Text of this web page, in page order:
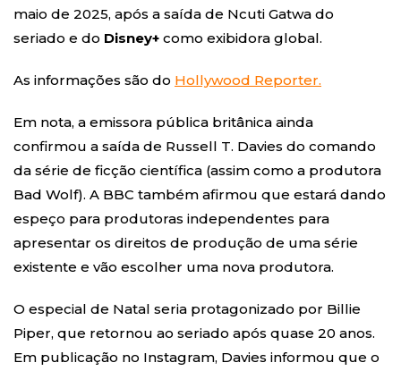
maio de 2025, após a saída de Ncuti Gatwa do
seriado e do Disney+ como exibidora global.
As informações são do Hollywood Reporter.
Em nota, a emissora pública britânica ainda
confirmou a saída de Russell T. Davies do comando
da série de ficção científica (assim como a produtora
Bad Wolf). A BBC também afirmou que estará dando
espeço para produtoras independentes para
apresentar os direitos de produção de uma série
existente e vão escolher uma nova produtora.
O especial de Natal seria protagonizado por Billie
Piper, que retornou ao seriado após quase 20 anos.
Em publicação no Instagram, Davies informou que o